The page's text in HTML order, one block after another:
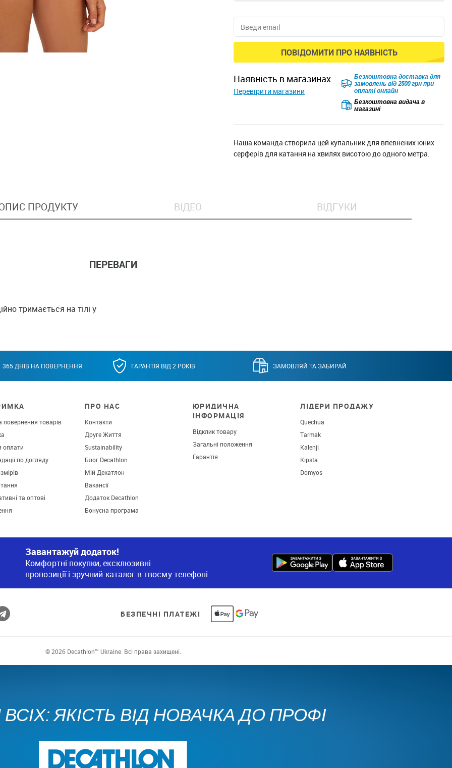
ПОВІДОМИТИ ПРО НАЯВНІСТЬ
наявність в магазинах
Перевірити магазини
Безкоштовна доставка для
замовлень від 2500 грн при
оплаті онлайн
Безкоштовна видача в
магазині
Наша команда створила цей купальник для впевнених юних
серферів для катання на хвилях висотою до одного метра.
ПРОДУКТУ ВІДЕО ВІДГУКИ
ПЕРЕВАГИ
тримається на тілі у
365 ДНІВ НА ПОВЕРНЕННЯ ГАРАНТІЯ ВІД 2 РОКІВ ЗАМОВЛЯЙ ТА ЗАБИРАЙ
повернення товарів
оплати
по догляду
та оптові
ПРО НАС
Контакти
Друге Життя
Sustainability
Блог Decathlon
Мій Декатлон
Вакансії
Додаток Decathlon
Бонусна програма
ЮРИДИЧНА
ІНФОРМАЦІЯ
Відклик товару
Загальні положення
Гарантія
ЛІДЕРИ ПРОДАЖУ
Quechua
Tarmak
Kalenji
Kipsta
Domyos
Завантажуй додаток!
Комфортні покупки, ексклюзивні
пропозиції і зручний каталог в твоєму телефоні
БЕЗПЕЧНІ ПЛАТЕЖІ
© 2026 Decathlon™ Ukraine. Всі права захищені.
ЯКІСТЬ ВІД НОВАЧКА ДО ПРОФІ